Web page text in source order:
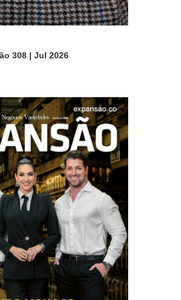
308 | Jul 2026